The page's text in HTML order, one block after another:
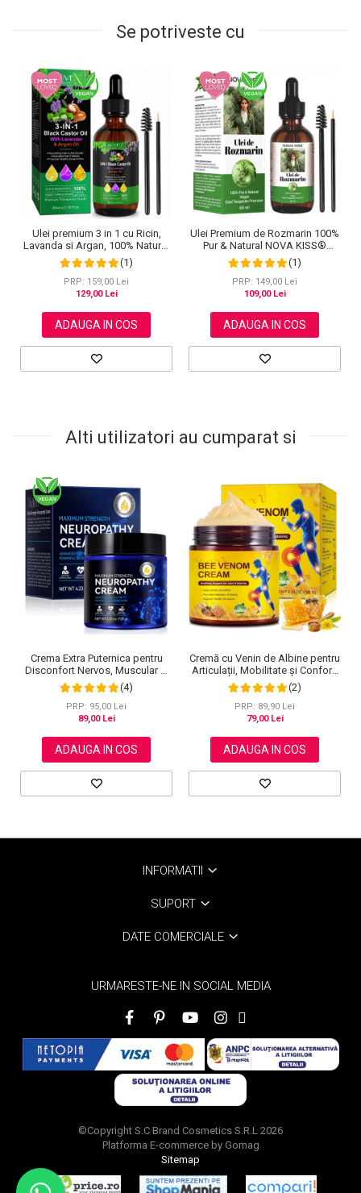
Se potriveste cu
Ulei premium 3 in 1 cu Ricin,
Lavanda si Argan, 100% Natural
pentru cresterea parului, tratarea
scalpului si pielii, Aliver 60 ml
(1)
PRP: 159,00 Lei
129,00 Lei
ADAUGA IN COS
Ulei Premium de Rozmarin 100%
Pur & Natural NOVA KISS®
pentru Cresterea Parului,
Ingrijirea scalpului, Pielii, Genelor
si Sprancenelor, 60 ml
(1)
PRP: 149,00 Lei
109,00 Lei
ADAUGA IN COS
Alti utilizatori au cumparat si
Crema Extra Puternica pentru
Disconfort Nervos, Muscular si
Articular, 120 g
(4)
PRP: 95,00 Lei
89,00 Lei
ADAUGA IN COS
Cremă cu Venin de Albine pentru
Articulații, Mobilitate și Confort,
120 g
(2)
PRP: 89,90 Lei
79,00 Lei
ADAUGA IN COS
INFORMATII
SUPORT
DATE COMERCIALE
URMARESTE-NE IN SOCIAL MEDIA
©Copyright S.C Brand Cosmetics S.R.L 2026
Platforma E-commerce by Gomag
Sitemap